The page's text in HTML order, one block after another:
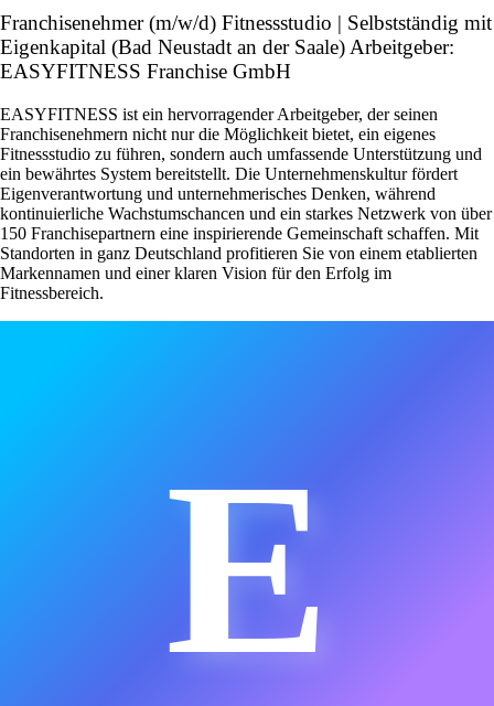
Franchisenehmer (m/w/d) Fitnessstudio | Selbstständig mit
Eigenkapital (Bad Neustadt an der Saale) Arbeitgeber:
EASYFITNESS Franchise GmbH
EASYFITNESS ist ein hervorragender Arbeitgeber, der seinen
Franchisenehmern nicht nur die Möglichkeit bietet, ein eigenes
Fitnessstudio zu führen, sondern auch umfassende Unterstützung und
ein bewährtes System bereitstellt. Die Unternehmenskultur fördert
Eigenverantwortung und unternehmerisches Denken, während
kontinuierliche Wachstumschancen und ein starkes Netzwerk von über
150 Franchisepartnern eine inspirierende Gemeinschaft schaffen. Mit
Standorten in ganz Deutschland profitieren Sie von einem etablierten
Markennamen und einer klaren Vision für den Erfolg im
Fitnessbereich.
E